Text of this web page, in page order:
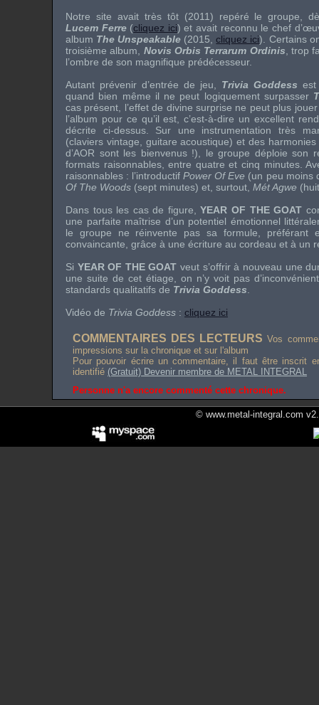
Notre site avait très tôt (2011) repéré le groupe,
Lucem Ferre(cliquez ici) et avait reconnu le chef
album The Unspeakable (2015,cliquez ici). Certains
troisième album, Novis Orbis Terrarum Ordinis , trop
l’ombre de son magnifique prédécesseur.
Autant prévenir d’entrée de jeu, Trivia Goddess
quand bien même il ne peut logiquement surpasser
cas présent, l’effet de divine surprise ne peut plus
l’album pour ce qu’il est, c’est-à-dire un excellent
décrite ci-dessus. Sur une instrumentation très
(claviers vintage, guitare acoustique) et des
d’AOR sont les bienvenus !), le groupe déploie son
formats raisonnables, entre quatre et cinq minutes.
raisonnables : l’introductifPower Of Eve (un peu moins
Of The Woods (sept minutes) et, surtout, Mét Agwe
Dans tous les cas de figure,YEAR OF THE GOAT
une parfaite maîtrise d’un potentiel émotionnel
le groupe ne réinvente pas sa formule, préférant
convaincante, grâce à une écriture au cordeau et à un
Si YEAR OF THE GOAT veut s’offrir à nouveau une
une suite de cet étiage, on n’y voit pas
standards qualitatifs de Trivia Goddess
Vidéo de Trivia Goddess : cliquez ici
COMMENTAIRES DES LECTEURS Vos
impressions sur la chronique et sur l'album
Pour pouvoir écrire un commentaire, il faut être inscrit
identifié (Gratuit) Devenir membre de METAL INTEGRAL
Personne n'a encore commenté cette chronique.
© www.metal-integral.com